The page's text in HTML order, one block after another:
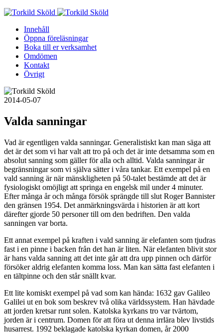
Skip
contentInnehåll
Öppna föreläsningar
Boka till er verksamhet
Omdömen
Kontakt
Övrigt
2014-05-07
Valda sanningar
Vad är egentligen valda sanningar. Generalistiskt kan man säga att
det är det som vi har valt att tro på och det är inte detsamma som en
absolut sanning som gäller för alla och alltid. Valda sanningar är
begränsningar som vi själva sätter i våra tankar. Ett exempel på en
vald sanning är när mänskligheten på 50-talet bestämde att det är
fysiologiskt omöjligt att springa en engelsk mil under 4 minuter.
Efter många år och många försök sprängde till slut Roger Bannister
den gränsen 1954. Det anmärkningsvärda i historien är att kort
därefter gjorde 50 personer till om den bedriften. Den valda
sanningen var borta.
Ett annat exempel på kraften i vald sanning är elefanten som tjudras
fast i en pinne i backen från det han är liten. När elefanten blivit stor
är hans valda sanning att det inte går att dra upp pinnen och därför
försöker aldrig elefanten komma loss. Man kan sätta fast elefanten i
en tältpinne och den står snällt kvar.
Ett lite komiskt exempel på vad som kan hända: 1632 gav Galileo
Galilei ut en bok som beskrev två olika världssystem. Han hävdade
att jorden kretsar runt solen. Katolska kyrkans tro var tvärtom,
jorden är i centrum. Domen för att föra ut denna irrlära blev livstids
husarrest. 1992 beklagade katolska kyrkan domen, år 2000